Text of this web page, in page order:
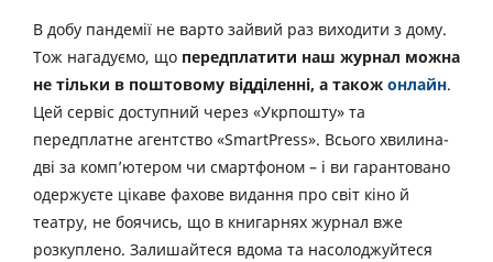
В добу пандемії не варто зайвий раз виходити з дому.
Тож нагадуємо, що передплатити наш журнал можна
не тільки в поштовому відділенні, а також онлайн.
Цей сервіс доступний через «Укрпошту» та
передплатне агентство «SmartPress». Всього хвилина-
дві за комп’ютером чи смартфоном – і ви гарантовано
одержуєте цікаве фахове видання про світ кіно й
театру, не боячись, що в книгарнях журнал вже
розкуплено. Залишайтеся вдома та насолоджуйтеся